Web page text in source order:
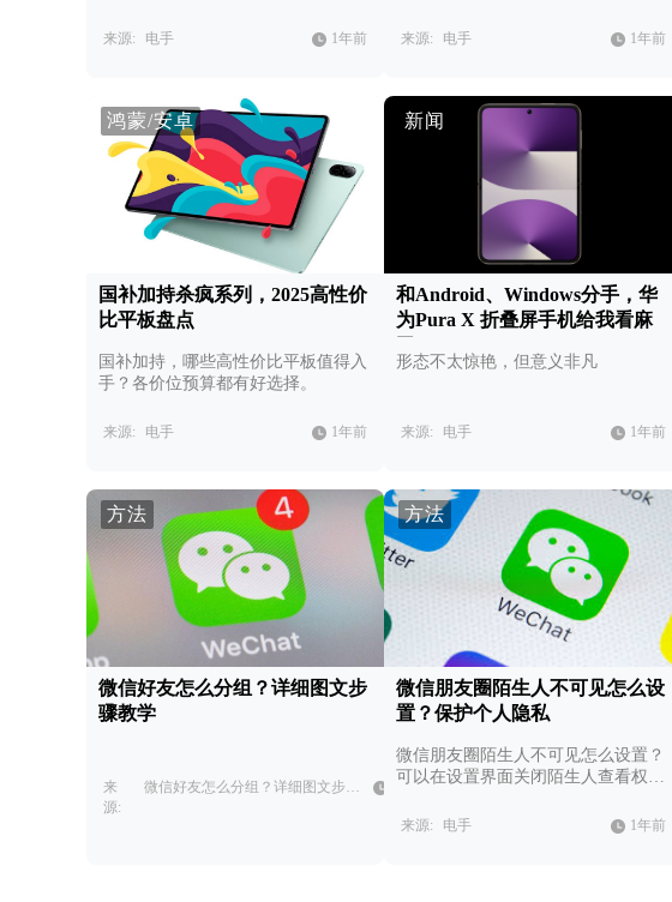
来源: 电手 1年前 来源: 电手 1年前
鸿蒙/安卓
国补加持杀疯系列，2025高性价
比平板盘点
国补加持，哪些高性价比平板值得入
手？各价位预算都有好选择。
来源: 电手 1年前
新闻
和Android、Windows分手，华
为Pura X 折叠屏手机给我看麻
形态不太惊艳，但意义非凡
来源: 电手 1年前
方法
微信好友怎么分组？详细图文步
骤教学
来
源:
微信好友怎么分组？详细图文步骤教学，快速管理微信好友。
前
方法
微信朋友圈陌生人不可见怎么设
置？保护个人隐私
微信朋友圈陌生人不可见怎么设置？
可以在设置界面关闭陌生人查看权
来源: 电手 1年前